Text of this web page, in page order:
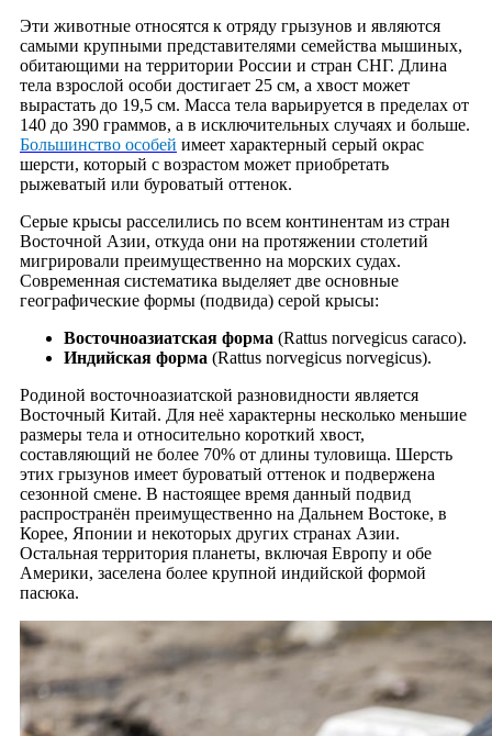
Эти животные относятся к отряду грызунов и являются
самыми крупными представителями семейства мышиных,
обитающими на территории России и стран СНГ. Длина
тела взрослой особи достигает 25 см, а хвост может
вырастать до 19,5 см. Масса тела варьируется в пределах от
140 до 390 граммов, а в исключительных случаях и больше.
Большинство особей имеет характерный серый окрас
шерсти, который с возрастом может приобретать
рыжеватый или буроватый оттенок.
Серые крысы расселились по всем континентам из стран
Восточной Азии, откуда они на протяжении столетий
мигрировали преимущественно на морских судах.
Современная систематика выделяет две основные
географические формы (подвида) серой крысы:
Восточноазиатская форма (Rattus norvegicus caraco).
Индийская форма (Rattus norvegicus norvegicus).
Родиной восточноазиатской разновидности является
Восточный Китай. Для неё характерны несколько меньшие
размеры тела и относительно короткий хвост,
составляющий не более 70% от длины туловища. Шерсть
этих грызунов имеет буроватый оттенок и подвержена
сезонной смене. В настоящее время данный подвид
распространён преимущественно на Дальнем Востоке, в
Корее, Японии и некоторых других странах Азии.
Остальная территория планеты, включая Европу и обе
Америки, заселена более крупной индийской формой
пасюка.